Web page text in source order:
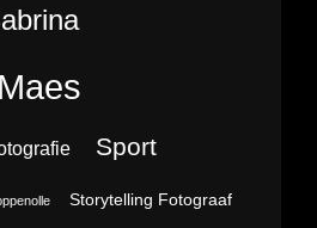
Sport
Storytelling Fotograaf